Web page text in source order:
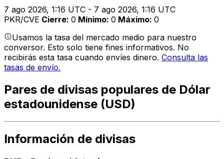
7 ago 2026, 1:16 UTC - 7 ago 2026, 1:16 UTC
PKR/CVE Cierre: 0 Mínimo: 0 Máximo: 0
Usamos la tasa del mercado medio para nuestro
conversor. Esto solo tiene fines informativos. No
recibirás esta tasa cuando envíes dinero. Consulta las
tasas de envío.
Pares de divisas populares de Dólar
estadounidense (USD)
Información de divisas